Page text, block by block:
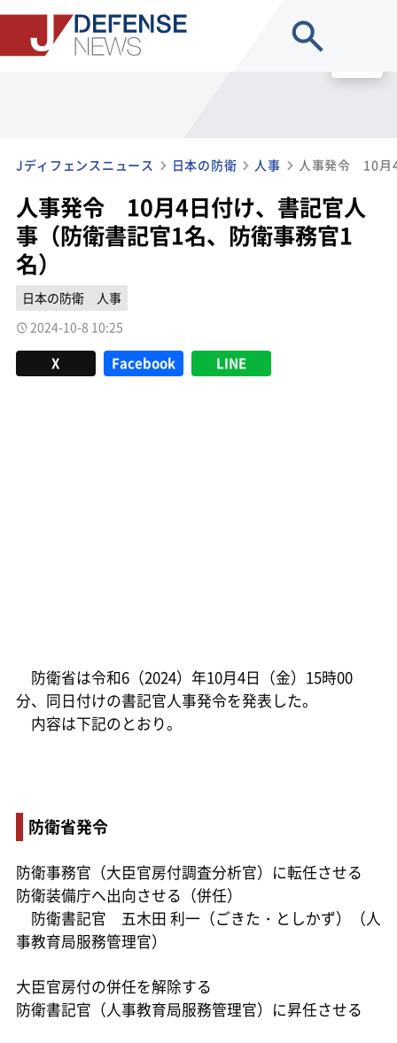
Jディフェンスニュース 日本の防衛 人事
人事発令 10月4日付け、書記官人
事（防衛書記官1名、防衛事務官1
名）
日本の防衛
人事
2024-10-8 10:25
X Facebook LINE
防衛省は令和6（2024）年10月4日（金）15時00
分、同日付けの書記官人事発令を発表した。
内容は下記のとおり。
防衛省発令
防衛事務官（大臣官房付調査分析官）に転任させる
防衛装備庁へ出向させる（併任）
防衛書記官 五木田 利一（ごきた・としかず）（人
事教育局服務管理官）
大臣官房付の併任を解除する
防衛書記官（人事教育局服務管理官）に昇任させる